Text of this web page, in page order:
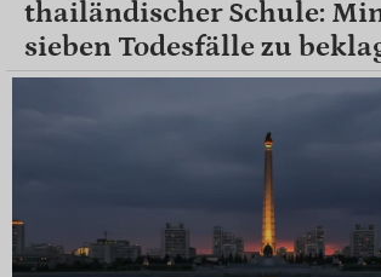
thailändischer Schule:
sieben Todesfälle zu